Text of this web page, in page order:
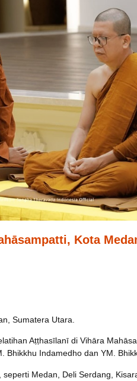
Kota
Sumatera Utara.
Aṭṭhasīlanī di Vihāra
Indamedho dan YM.
Medan, Deli Serdang,